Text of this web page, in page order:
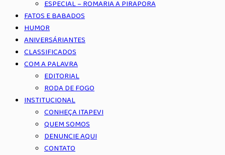
ESPECIAL – ROMARIA A PIRAPORA
FATOS E BABADOS
HUMOR
ANIVERSÁRIANTES
CLASSIFICADOS
COM A PALAVRA
EDITORIAL
RODA DE FOGO
INSTITUCIONAL
CONHEÇA ITAPEVI
QUEM SOMOS
DENUNCIE AQUI
CONTATO